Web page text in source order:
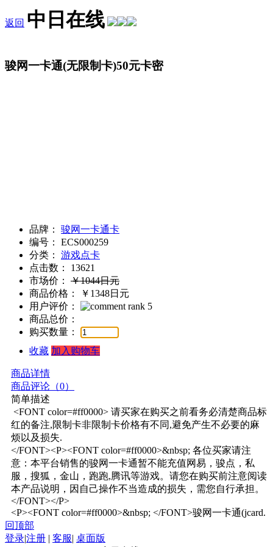
返回 中日在线
骏网一卡通(无限制卡)50元卡密
品牌：
骏网一卡通卡
编号：
ECS000259
分类：
游戏点卡
点击数：
13621
市场价：
￥1044日元
商品价格：
￥1348日元
用户评价：
商品总价：
购买数量：
收藏 加入购物车
商品详情
商品评论（0）
简单描述
红的备注,限制卡非限制卡价格有不同,避免产生不必要的麻
烦以及损失.
</FONT><P><FONT color=#ff0000>&nbsp; 各位买家请注
意：本平台销售的骏网一卡通暂不能充值网易，骏点，私
服，搜狐，金山，跑跑,腾讯等游戏。请您在购买前注意阅读
本产品说明，因自己操作不当造成的损失，需您自行承担。
</FONT></P>
<P><FONT color=#ff0000>&nbsp; </FONT>骏网一卡通(jcard.
回顶部
登录|注册 | 客服| 桌面版